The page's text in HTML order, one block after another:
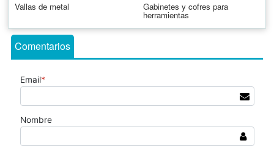
Vallas de metal Gabinetes y cofres para
herramientas
Comentarios